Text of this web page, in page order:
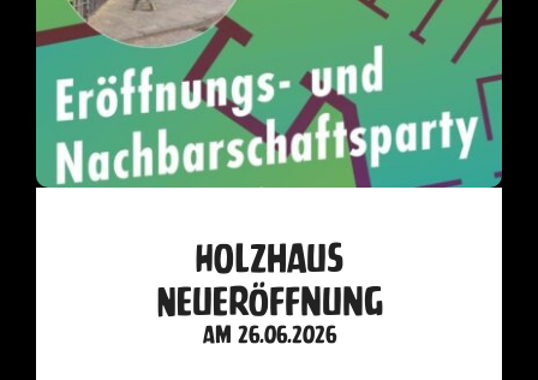
Holzhaus
Neueröffnung
am 26.06.2026